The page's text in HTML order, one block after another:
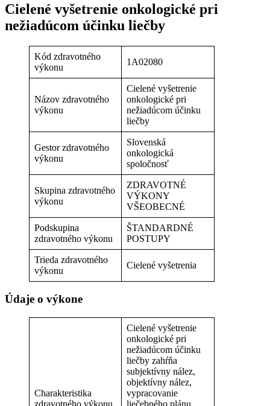
Cielené vyšetrenie onkologické pri
nežiadúcom účinku liečby
Kód zdravotného
výkonu
1A02080
Názov zdravotného
výkonu
Cielené vyšetrenie
onkologické pri
nežiadúcom účinku
liečby
Gestor zdravotného
výkonu
Slovenská
onkologická
spoločnosť
Skupina zdravotného
výkonu
ZDRAVOTNÉ
VÝKONY
VŠEOBECNÉ
Podskupina
zdravotného výkonu
ŠTANDARDNÉ
POSTUPY
Trieda zdravotného
výkonu
Cielené vyšetrenia
Údaje o výkone
Charakteristika
Cielené vyšetrenie
onkologické pri
nežiadúcom účinku
liečby zahŕňa
subjektívny nález,
objektívny nález,
vypracovanie